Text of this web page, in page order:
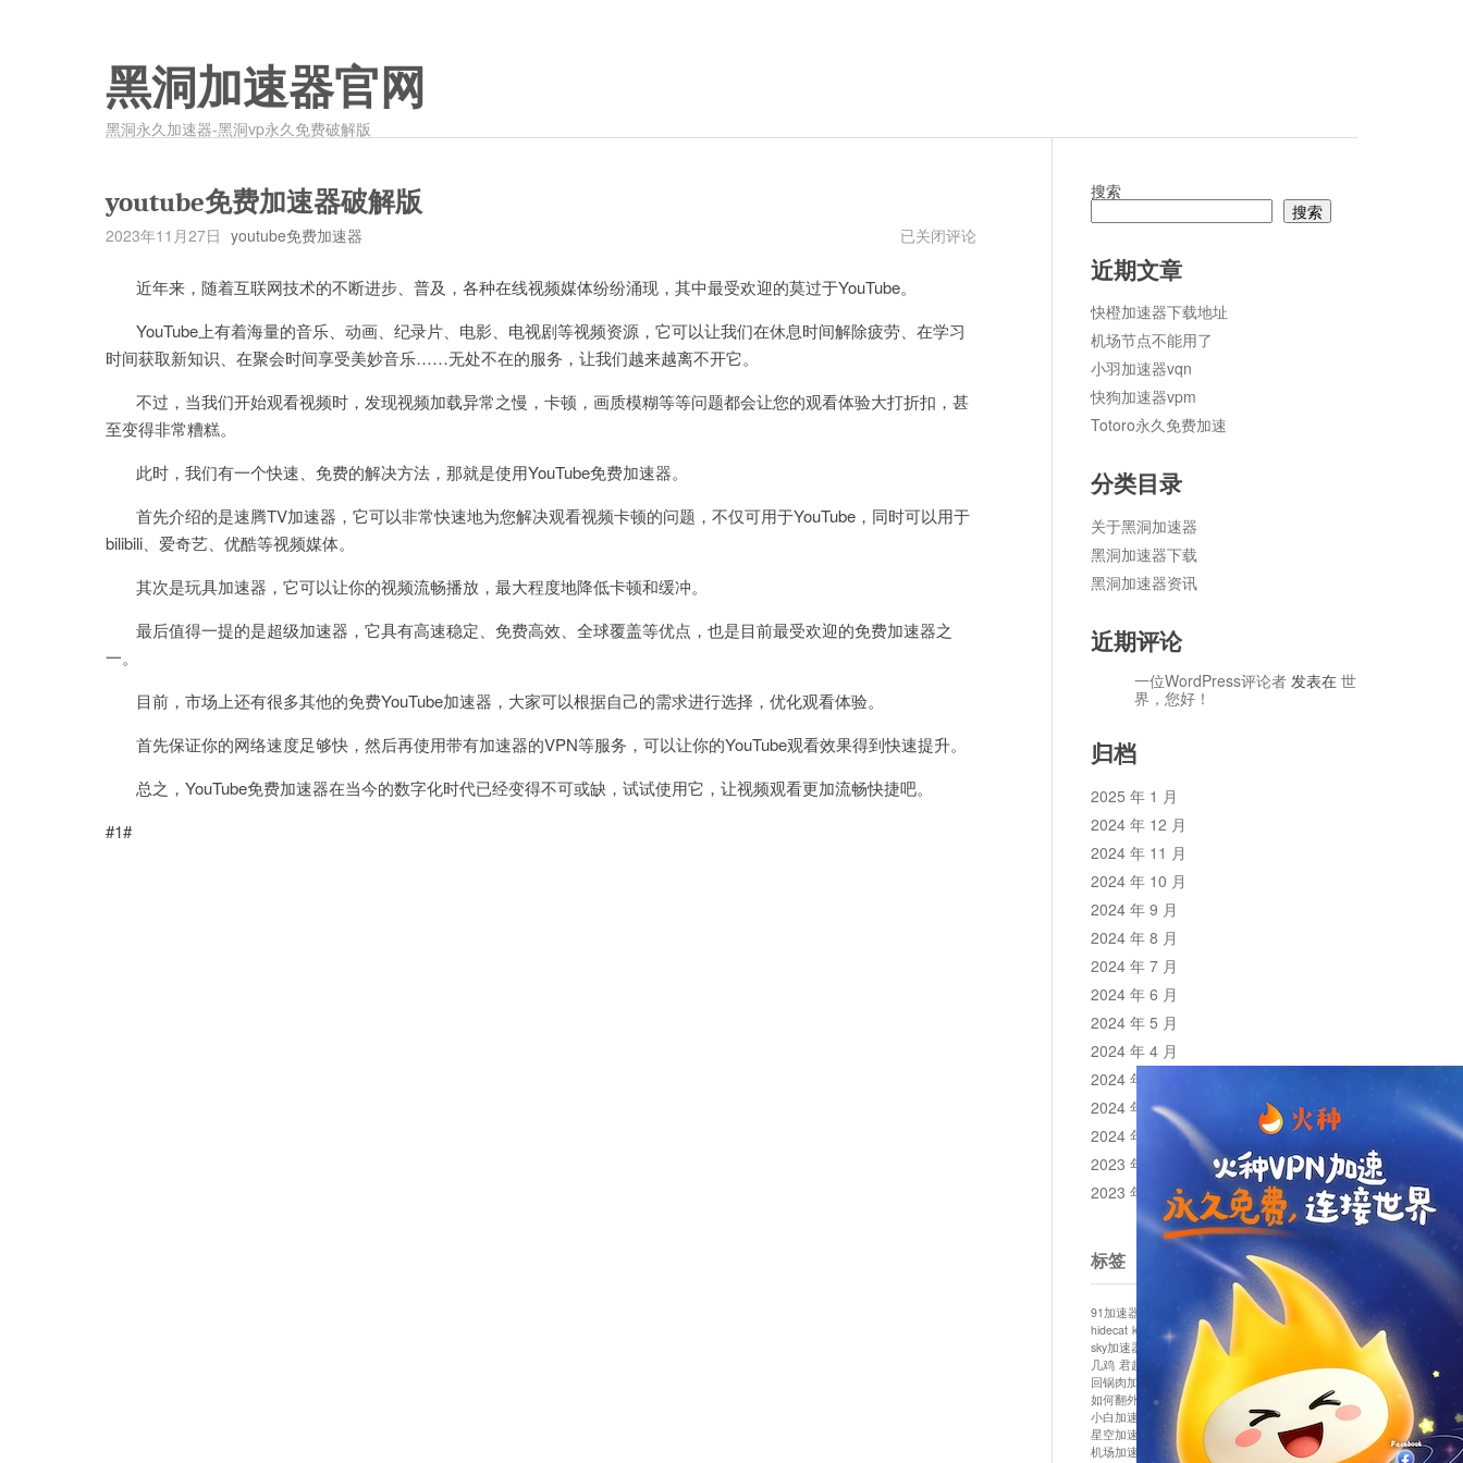
黑洞加速器官网
黑洞永久加速器-黑洞vp永久免费破解版
youtube免费加速器破解版
2023年11月27日 youtube免费加速器
youtube
加
破
已关闭评论
近年来，随着互联网技术的不断进步、普及，各种在线视频媒体纷纷涌现，其中最受欢迎的莫过于YouTube。
YouTube上有着海量的音乐、动画、纪录片、电影、电视剧等视频资源，它可以让我们在休息时间解除疲劳、在学习
时间获取新知识、在聚会时间享受美妙音乐……无处不在的服务，让我们越来越离不开它。
不过，当我们开始观看视频时，发现视频加载异常之慢，卡顿，画质模糊等等问题都会让您的观看体验大打折扣，甚
至变得非常糟糕。
此时，我们有一个快速、免费的解决方法，那就是使用YouTube免费加速器。
首先介绍的是速腾TV加速器，它可以非常快速地为您解决观看视频卡顿的问题，不仅可用于YouTube，同时可以用于
bilibili、爱奇艺、优酷等视频媒体。
其次是玩具加速器，它可以让你的视频流畅播放，最大程度地降低卡顿和缓冲。
最后值得一提的是超级加速器，它具有高速稳定、免费高效、全球覆盖等优点，也是目前最受欢迎的免费加速器之
一。
目前，市场上还有很多其他的免费YouTube加速器，大家可以根据自己的需求进行选择，优化观看体验。
首先保证你的网络速度足够快，然后再使用带有加速器的VPN等服务，可以让你的YouTube观看效果得到快速提升。
总之，YouTube免费加速器在当今的数字化时代已经变得不可或缺，试试使用它，让视频观看更加流畅快捷吧。
#1#
搜索
搜索
近期文章
快橙加速器下载地址
机场节点不能用了
小羽加速器vqn
快狗加速器vpm
Totoro永久免费加速
分类目录
关于黑洞加速器
黑洞加速器下载
黑洞加速器资讯
近期评论
一位WordPress评论者 发表在 世
界，您好！
归档
2025 年 1 月
2024 年 12 月
2024 年 11 月
2024 年 10 月
2024 年 9 月
2024 年 8 月
2024 年 7 月
2024 年 6 月
2024 年 5 月
2024 年 4 月
2024 年 3 月
2024 年 2 月
2024 年 1 月
2023 年 12 月
2023 年 11 月
标签
91加速器 bluelayer加速器
clash节点
hidecat kuai500 panda加速器
plex加速器
sky加速器
telegram加速器 中信加速器
云梯加速器
几鸡 君越加速器 哔咔漫画加速器
唐师傅加速器
回锅肉加速器
坚果加速器 壹点加速器
如何翻外墙网站 小哈vp加速器
小火箭加速器
小白加速器
布谷vp加速器 心阶云 快连
星空加速器
最新版clash安卓下载
月光加速器
机场加速器
松果云 极快加速器
梯子加速器